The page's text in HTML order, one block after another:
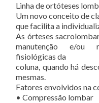
Linha de ortóteses
Um novo conceito de
que facilita a
As órteses
manutenção e/ou
fisiológicas da
coluna, quando há
mesmas.
Fatores envolvidos na
• Compressão lombar